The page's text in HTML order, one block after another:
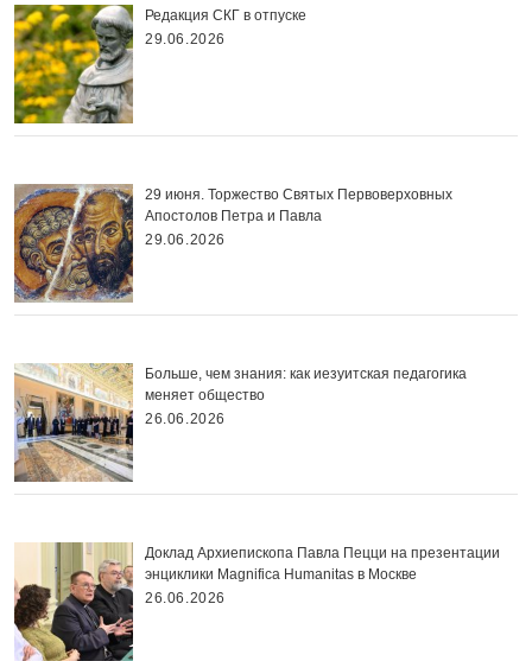
Редакция СКГ в отпуске
29.06.2026
29 июня. Торжество Святых Первоверховных
Апостолов Петра и Павла
29.06.2026
Больше, чем знания: как иезуитская педагогика
меняет общество
26.06.2026
Доклад Архиепископа Павла Пецци на презентации
энциклики Magnifica Нumanitas в Москве
26.06.2026